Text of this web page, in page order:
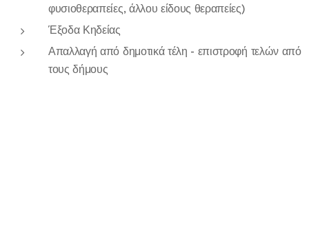
φυσιοθεραπείες, άλλου είδους θεραπείες)
Έξοδα Κηδείας
Απαλλαγή από δημοτικά τέλη - επιστροφή τελών από
τους δήμους